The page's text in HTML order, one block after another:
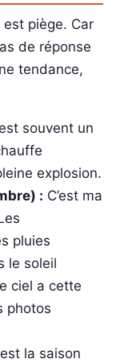
piège. Car
de réponse
tendance,
souvent un
explosion.
: C’est ma
pluies
le soleil
ciel a cette
photos
la saison